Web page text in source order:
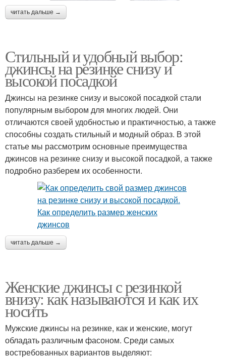
читать дальше →
Стильный и удобный выбор:
джинсы на резинке снизу и
высокой посадкой
Джинсы на резинке снизу и высокой посадкой стали
популярным выбором для многих людей. Они
отличаются своей удобностью и практичностью, а также
способны создать стильный и модный образ. В этой
статье мы рассмотрим основные преимущества
джинсов на резинке снизу и высокой посадкой, а также
подробно разберем их особенности.
читать дальше →
Женские джинсы с резинкой
внизу: как называются и как их
носить
Мужские джинсы на резинке, как и женские, могут
обладать различным фасоном. Среди самых
востребованных вариантов выделяют: